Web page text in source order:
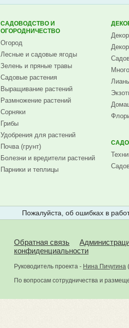
САДОВОДСТВО И
ОГОРОДНИЧЕСТВО
Огород
Лесные и садовые ягоды
Зелень и пряные травы
Садовые растения
Выращивание растений
Размножение растений
Сорняки
Грибы
Удобрения для растений
Почва (грунт)
Болезни и вредители растений
Парники и теплицы
Пожалуйста, об ошибках в
Обратная связь
конфиденциальности
Руководитель проекта - Нина Пичугина (
По вопросам сотрудничества и